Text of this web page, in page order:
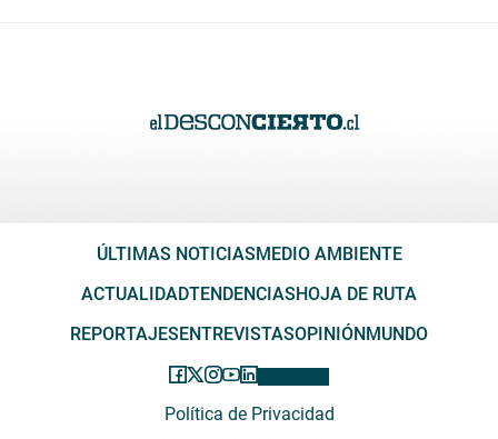
ÚLTIMAS NOTICIASMEDIO AMBIENTE
ACTUALIDADTENDENCIASHOJA DE RUTA
REPORTAJESENTREVISTASOPINIÓNMUNDO
Política de Privacidad